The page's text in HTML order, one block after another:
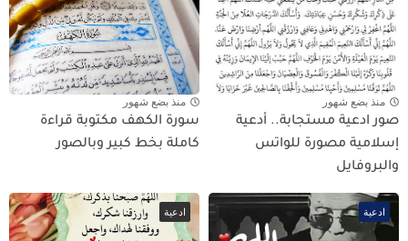
منذ بضع شهور
صور ادعية مستجابة.. أدعية
إسلامية مصورة للواتس
والبروفايل
منذ بضع شهور
سورة الكهف مكتوبة قراءة
كاملة بخط كبير وبالصور
ادعية ادعية